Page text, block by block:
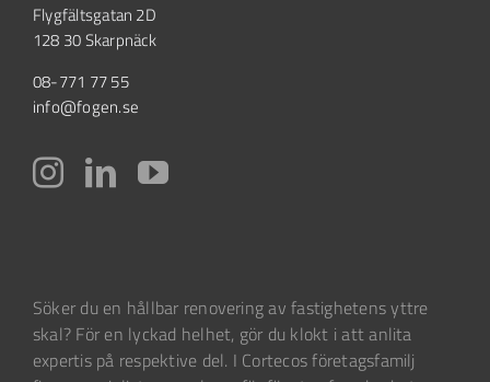
Flygfältsgatan 2D
128 30 Skarpnäck
08-771 77 55
info@fogen.se
Söker du en hållbar renovering av fastighetens yttre
skal? För en lyckad helhet, gör du klokt i att anlita
expertis på respektive del. I Cortecos företagsfamilj